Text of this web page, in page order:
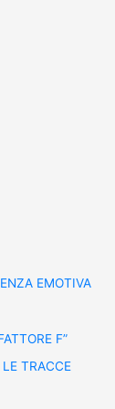
EMOTIVA
F”
TRACCE